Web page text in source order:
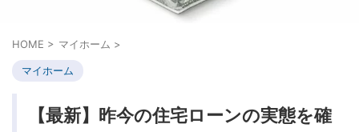
HOME > マイホーム >
マイホーム
【最新】昨今の住宅ローンの実態を確